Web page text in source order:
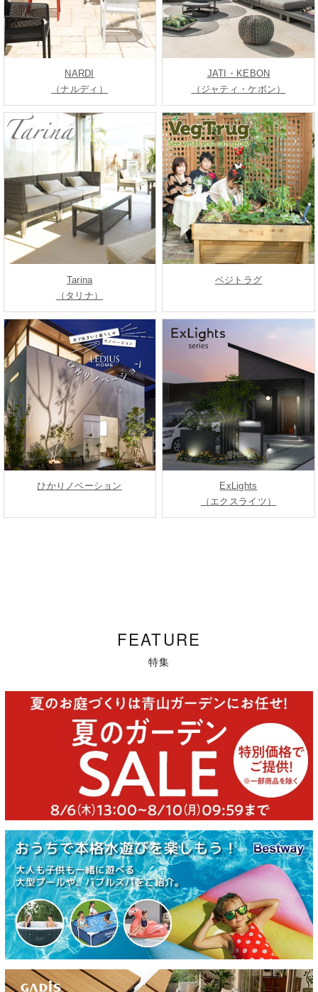
NARDI
（ナルディ）
JATI・KEBON
（ジャティ・ケボン）
Tarina
（タリナ）
ベジトラグ
ひかりノベーション
ExLights
（エクスライツ）
FEATURE
特集